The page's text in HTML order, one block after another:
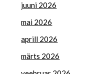
juuni 2026
mai 2026
aprill 2026
märts 2026